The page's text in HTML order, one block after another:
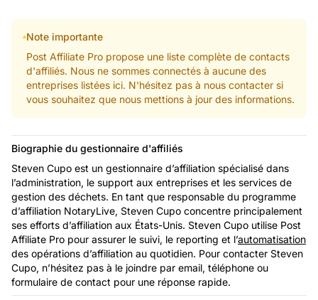
Note importante
Post Affiliate Pro propose une liste complète de contacts
d'affiliés. Nous ne sommes connectés à aucune des
entreprises listées ici. N'hésitez pas à nous contacter si
vous souhaitez que nous mettions à jour des informations.
Biographie du gestionnaire d'affiliés
Steven Cupo est un gestionnaire d’affiliation spécialisé dans
l’administration, le support aux entreprises et les services de
gestion des déchets. En tant que responsable du programme
d’affiliation NotaryLive, Steven Cupo concentre principalement
ses efforts d’affiliation aux États-Unis. Steven Cupo utilise Post
Affiliate Pro pour assurer le suivi, le reporting et l’automatisation
des opérations d’affiliation au quotidien. Pour contacter Steven
Cupo, n’hésitez pas à le joindre par email, téléphone ou
formulaire de contact pour une réponse rapide.